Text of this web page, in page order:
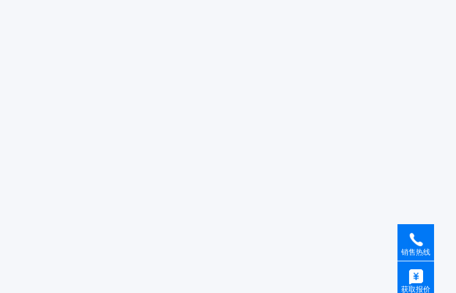
销售热线
获取报价